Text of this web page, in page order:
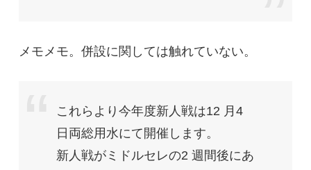
メモメモ。併設に関しては触れていない。
これらより今年度新人戦は12 月4
日両総用水にて開催します。
新人戦がミドルセレの2 週間後にあ